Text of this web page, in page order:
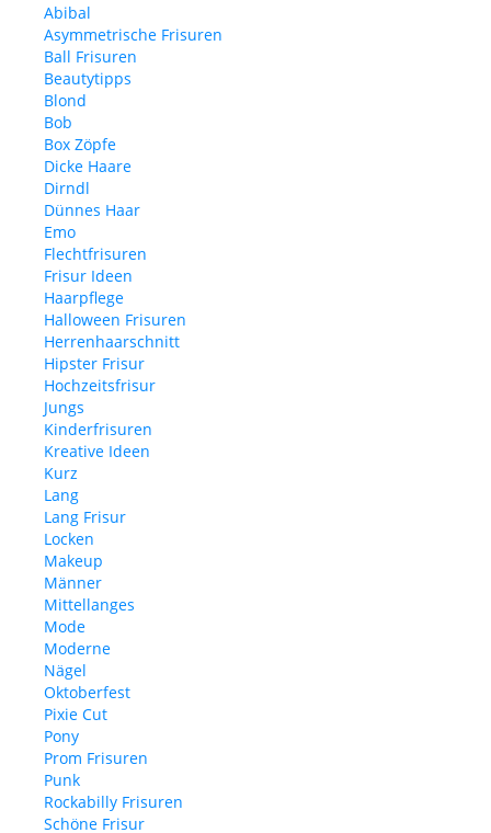
Abibal
Asymmetrische Frisuren
Ball Frisuren
Beautytipps
Blond
Bob
Box Zöpfe
Dicke Haare
Dirndl
Dünnes Haar
Emo
Flechtfrisuren
Frisur Ideen
Haarpflege
Halloween Frisuren
Herrenhaarschnitt
Hipster Frisur
Hochzeitsfrisur
Jungs
Kinderfrisuren
Kreative Ideen
Kurz
Lang
Lang Frisur
Locken
Makeup
Männer
Mittellanges
Mode
Moderne
Nägel
Oktoberfest
Pixie Cut
Pony
Prom Frisuren
Punk
Rockabilly Frisuren
Schöne Frisur